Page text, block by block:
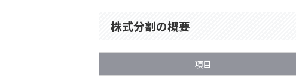
株式分割の概要
項目